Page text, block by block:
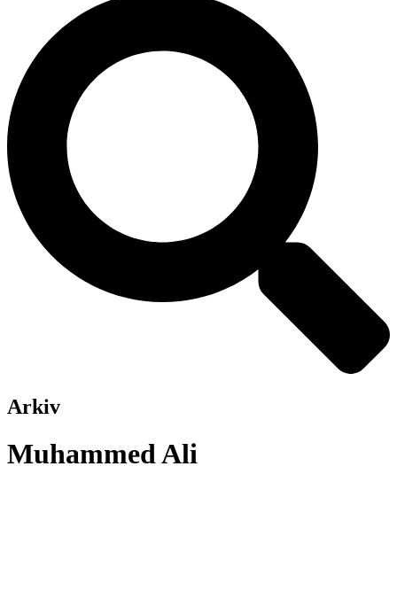
Arkiv
Muhammed Ali